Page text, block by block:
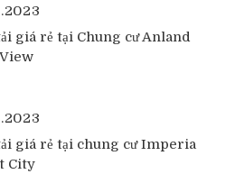
giá rẻ tại Chung cư Anland
giá rẻ tại chung cư Imperia
City